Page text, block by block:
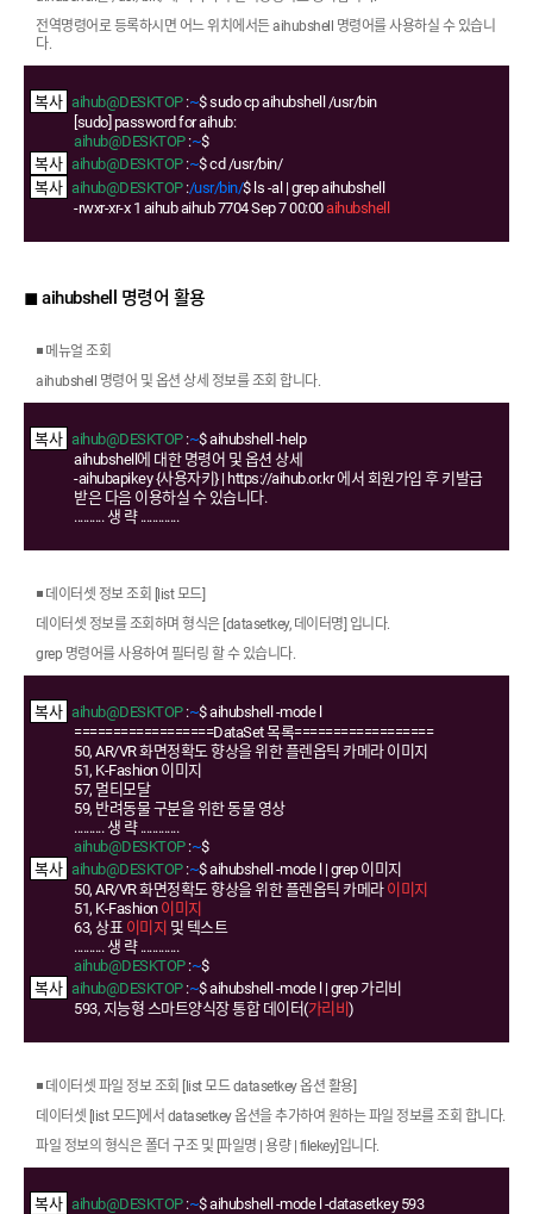
전역명령어로 등록하시면 어느 위치에서든 aihubshell 명령어를 사용하실 수 있습니
다.
aihub@DESKTOP:~$ sudo cp aihubshell /usr/bin
[sudo] password for aihub:
aihub@DESKTOP:~$
aihub@DESKTOP:~$ cd /usr/bin/
aihub@DESKTOP:/usr/bin/$ ls -al | grep aihubshell
-rwxr-xr-x 1 aihub aihub 7704 Sep 7 00:00aihubshell
◼ aihubshell 명령어 활용
◾ 메뉴얼 조회
aihubshell 명령어 및 옵션 상세 정보를 조회 합니다.
aihub@DESKTOP:~$ aihubshell -help
aihubshell에 대한 명령어 및 옵션 상세
-aihubapikey {사용자키} | https://aihub.or.kr 에서 회원가입 후 키발급
받은 다음 이용하실 수 있습니다.
.......... 생 략 .............
◾ 데이터셋 정보 조회 [list 모드]
데이터셋 정보를 조회하며 형식은 [datasetkey, 데이터명] 입니다.
grep 명령어를 사용하여 필터링 할 수 있습니다.
aihub@DESKTOP:~$ aihubshell -mode l
==================DataSet 목록==================
50, AR/VR 화면정확도 향상을 위한 플렌옵틱 카메라 이미지
51, K-Fashion 이미지
57, 멀티모달
59, 반려동물 구분을 위한 동물 영상
.......... 생 략 .............
aihub@DESKTOP:~$
aihub@DESKTOP:~$ aihubshell -mode l | grep 이미지
50, AR/VR 화면정확도 향상을 위한 플렌옵틱 카메라 이미지
51, K-Fashion 이미지
63, 상표 이미지 및 텍스트
.......... 생 략 .............
aihub@DESKTOP:~$
aihub@DESKTOP:~$ aihubshell -mode l | grep 가리비
593, 지능형 스마트양식장 통합 데이터(가리비 )
◾ 데이터셋 파일 정보 조회 [list 모드 datasetkey 옵션 활용]
데이터셋 [list 모드]에서 datasetkey 옵션을 추가하여 원하는 파일 정보를 조회 합니다.
파일 정보의 형식은 폴더 구조 및 [파일명 | 용량 | filekey]입니다.
aihub@DESKTOP:~$ aihubshell -mode l -datasetkey 593